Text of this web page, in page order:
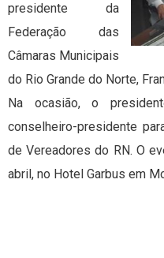
presidente da
Federação das
Câmaras Municipais
do Rio Grande do Norte,
Na ocasião, o
conselheiro-presidente
de Vereadores do RN. O
abril, no Hotel Garbus em